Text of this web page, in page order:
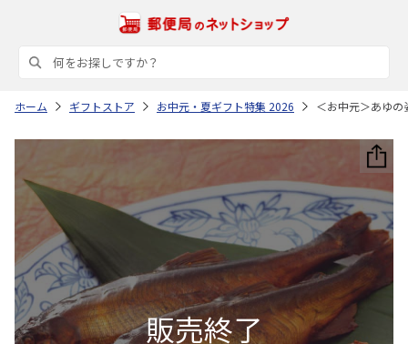
ホーム ギフトストア お中元・夏ギフト特集 2026 ＜お中元＞あゆ